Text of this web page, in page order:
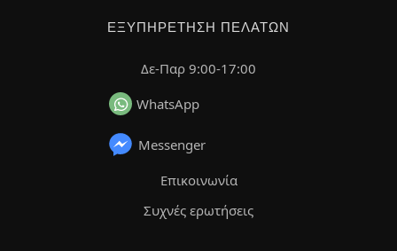
ΕΞΥΠΗΡΈΤΗΣΗ ΠΕΛΑΤΏΝ
Δε-Παρ 9:00-17:00
WhatsApp
Messenger
Επικοινωνία
Συχνές ερωτήσεις